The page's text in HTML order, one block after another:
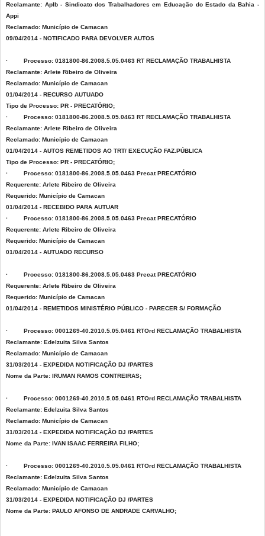
Reclamante: Aplb - Sindicato dos Trabalhadores em Educação do Estado da Bahia -
Appi
Reclamado: Município de Camacan
09/04/2014 - NOTIFICADO PARA DEVOLVER AUTOS
· Processo: 0181800-86.2008.5.05.0463 RT RECLAMAÇÃO TRABALHISTA
Reclamante: Arlete Ribeiro de Oliveira
Reclamado: Município de Camacan
01/04/2014 - RECURSO AUTUADO
Tipo de Processo: PR - PRECATÓRIO;
· Processo: 0181800-86.2008.5.05.0463 RT RECLAMAÇÃO TRABALHISTA
Reclamante: Arlete Ribeiro de Oliveira
Reclamado: Município de Camacan
01/04/2014 - AUTOS REMETIDOS AO TRT/ EXECUÇÃO FAZ.PÚBLICA
Tipo de Processo: PR - PRECATÓRIO;
· Processo: 0181800-86.2008.5.05.0463 Precat PRECATÓRIO
Requerente: Arlete Ribeiro de Oliveira
Requerido: Município de Camacan
01/04/2014 - RECEBIDO PARA AUTUAR
· Processo: 0181800-86.2008.5.05.0463 Precat PRECATÓRIO
Requerente: Arlete Ribeiro de Oliveira
Requerido: Município de Camacan
01/04/2014 - AUTUADO RECURSO
· Processo: 0181800-86.2008.5.05.0463 Precat PRECATÓRIO
Requerente: Arlete Ribeiro de Oliveira
Requerido: Município de Camacan
01/04/2014 - REMETIDOS MINISTÉRIO PÚBLICO - PARECER S/ FORMAÇÃO
· Processo: 0001269-40.2010.5.05.0461 RTOrd RECLAMAÇÃO TRABALHISTA
Reclamante: Edelzuita Silva Santos
Reclamado: Município de Camacan
31/03/2014 - EXPEDIDA NOTIFICAÇÃO DJ /PARTES
Nome da Parte: IRUMAN RAMOS CONTREIRAS;
· Processo: 0001269-40.2010.5.05.0461 RTOrd RECLAMAÇÃO TRABALHISTA
Reclamante: Edelzuita Silva Santos
Reclamado: Município de Camacan
31/03/2014 - EXPEDIDA NOTIFICAÇÃO DJ /PARTES
Nome da Parte: IVAN ISAAC FERREIRA FILHO;
· Processo: 0001269-40.2010.5.05.0461 RTOrd RECLAMAÇÃO TRABALHISTA
Reclamante: Edelzuita Silva Santos
Reclamado: Município de Camacan
31/03/2014 - EXPEDIDA NOTIFICAÇÃO DJ /PARTES
Nome da Parte: PAULO AFONSO DE ANDRADE CARVALHO;